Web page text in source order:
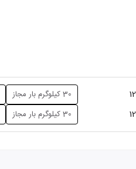
30 کیلوگرم بار مجاز
30 کیلوگرم بار مجاز